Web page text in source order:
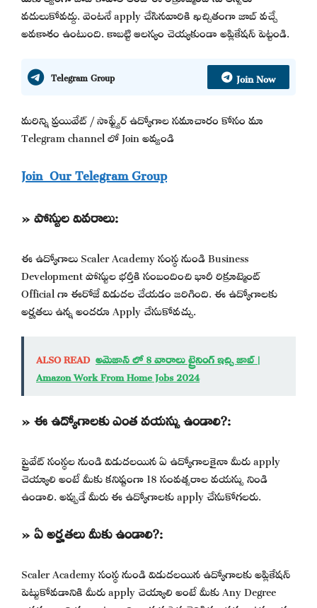
వదులుకోవద్దు. వెంటనే apply చేసినవారికి ఖచ్చితంగా జాబ్ వచ్చే
అవకాశం ఉంటుంది. కాబట్టి ఆలస్యం చెయ్యకుండా అప్లికేషన్ పెట్టండి.
Telegram Group Join Now
మరిన్ని ప్రయివేట్ / సాఫ్ట్వేర్ ఉద్యోగాల సమాచారం కోసం మా
Telegram channel లో Join అవ్వండి
Join Our Telegram Group
» పోస్టుల వివరాలు:
ఈ ఉద్యోగాలు Scaler Academy సంస్థ నుండి Business
Development పోస్టుల భర్తీకి సంబందించి భారీ రిక్రూట్మెంట్
Official గా ఈరోజే విడుదల చేయడం జరిగింది. ఈ ఉద్యోగాలకు
అర్హతలు ఉన్న అందరూ Apply చేసుకోవచ్చు.
ALSO READ అమెజాన్ లో 8 వారాలు ట్రైనింగ్ ఇచ్చి జాబ్ |
Amazon Work From Home Jobs 2024
» ఈ ఉద్యోగాలకు ఎంత వయస్సు ఉండాలి?:
ప్రైవేట్ సంస్థల నుండి విడుదలయిన ఏ ఉద్యోగాలకైనా మీరు apply
చెయ్యాలి అంటే మీకు కనిష్టంగా 18 సంవత్సరాల వయస్సు నిండి
ఉండాలి. అప్పుడే మీరు ఈ ఉద్యోగాలకు apply చేసుకోగలరు.
» ఏ అర్హతలు మీకు ఉండాలి?:
Scaler Academy సంస్థ నుండి విడుదలయిన ఉద్యోగాలకు అప్లికేషన్
పెట్టుకోవడానికి మీరు apply చెయ్యాలి అంటే మీకు Any Degree